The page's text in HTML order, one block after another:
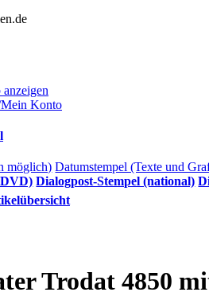
Konto
möglich) Datumstempel (Texte und
Dialogpost-Stempel (national)
Trodat 4850